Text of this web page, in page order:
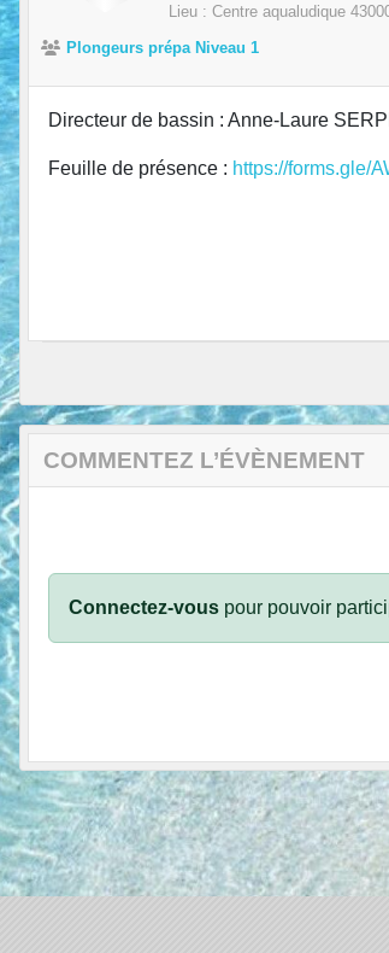
Lieu : Centre aqualudique
Plongeurs prépa Niveau 1
Directeur de bassin : Anne-Laure SERPI
Feuille de présence : https://forms.gle/
COMMENTEZ L’ÉVÈNEMENT
Connectez-vous pour pouvoir